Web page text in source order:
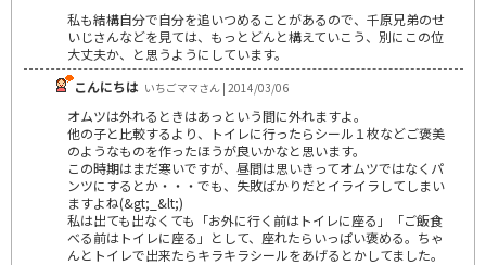
私も結構自分で自分を追いつめることがあるので、千原兄弟のせ
いじさんなどを見ては、もっとどんと構えていこう、別にこの位
大丈夫か、と思うようにしています。
こんにちは いちごママさん | 2014/03/06
オムツは外れるときはあっという間に外れますよ。
他の子と比較するより、トイレに行ったらシール１枚などご褒美
のようなものを作ったほうが良いかなと思います。
この時期はまだ寒いですが、昼間は思いきってオムツではなくパ
ンツにするとか・・・でも、失敗ばかりだとイライラしてしまい
ますよね(&gt;_&lt;)
私は出ても出なくても「お外に行く前はトイレに座る」「ご飯食
べる前はトイレに座る」として、座れたらいっぱい褒める。ちゃ
んとトイレで出来たらキラキラシールをあげるとかしてました。